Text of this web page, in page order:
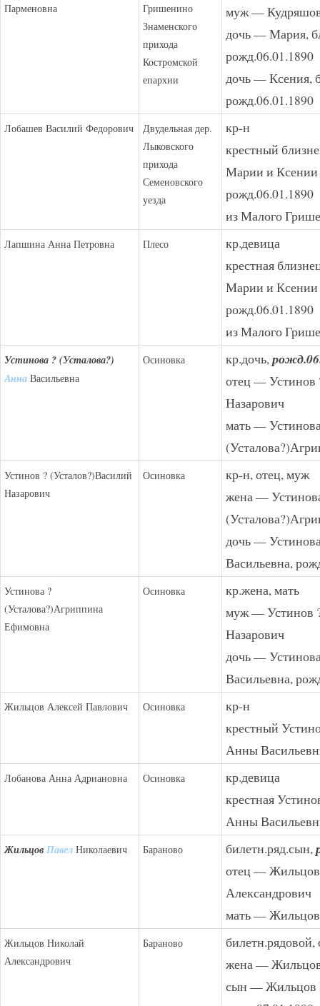
Парменовна
Гришенино
Знаменского
прихода
Костромской
епархии
муж —
дочь — Мария,
рожд.06.01.1890
дочь — Ксения,
рожд.06.01.1890
Лобашев Василий Федорович
Двудельная дер.
Лыковского
прихода
Семеновского
уезда
кр-н
крестный
Марии и
рожд.06.01.1890
из Малого
Лапшина Анна Петровна Плесо
кр.девица
крестная
Марии и
рожд.06.01.1890
из Малого
Устинова ? (Усталова?)
Анна Васильевна
Осиновка кр.дочь,
отец — Устинов
Назарович
мать —
Устинов ? (Усталов?)Василий
Назарович
Осиновка
кр-н, отец, муж
жена —
дочь —
Васильевна,
Устинова ?
(Усталова?)Агриппина
Ефимовна
Осиновка
кр.жена, мать
муж — Устинов
Назарович
дочь —
Васильевна,
Жильцов Алексей Павлович Осиновка
кр-н
крестный
Анны
Лобанова Анна Адриановна Осиновка
кр.девица
крестная
Анны
Жильцов Павел Николаевич Бараново билетн.ряд.сын,
отец —
Александрович
мать —
Жильцов Николай
Александрович
Бараново
жена —
сын — Жильцов